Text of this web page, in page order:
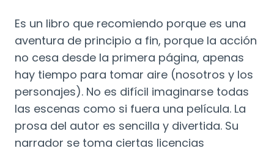
Es un libro que recomiendo porque es una
aventura de principio a fin, porque la acción
no cesa desde la primera página, apenas
hay tiempo para tomar aire (nosotros y los
personajes). No es difícil imaginarse todas
las escenas como si fuera una película. La
prosa del autor es sencilla y divertida. Su
narrador se toma ciertas licencias